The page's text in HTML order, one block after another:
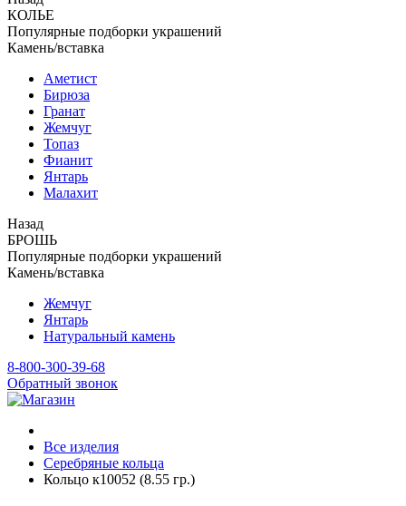
КОЛЬЕ
Популярные подборки украшений
Камень/вставка
Аметист
Бирюза
Гранат
Жемчуг
Топаз
Фианит
Янтарь
Малахит
Назад
БРОШЬ
Популярные подборки украшений
Камень/вставка
Жемчуг
Янтарь
Натуральный камень
8-800-300-39-68
Обратный звонок
Все изделия
Серебряные кольца
Кольцо к10052 (8.55 гр.)